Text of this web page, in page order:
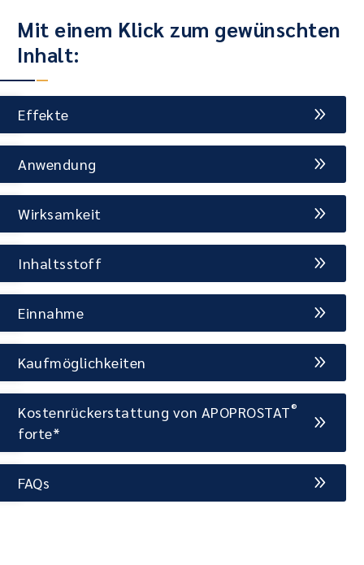
Mit einem Klick zum gewünschten
Inhalt:
Effekte
Anwendung
Wirksamkeit
Inhaltsstoff
Einnahme
Kaufmöglichkeiten
Kostenrückerstattung von APOPROSTAT®
forte*
FAQs